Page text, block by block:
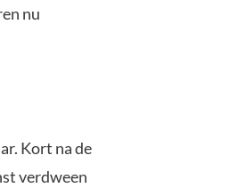
nu
Kort na de
verdween